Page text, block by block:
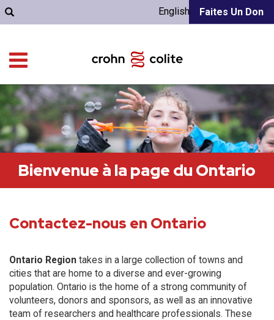
Faites Un Don
English
Bienvenue à la page du Ontario
Contactez-nous en Ontario
Ontario Region takes in a large collection of towns and
cities that are home to a diverse and ever-growing
population. Ontario is the home of a strong community of
volunteers, donors and sponsors, as well as an innovative
team of researchers and healthcare professionals. These